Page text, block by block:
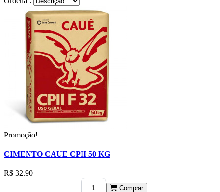
Promoção!
CIMENTO CAUE CPII 50 KG
R$ 32.90
Comprar